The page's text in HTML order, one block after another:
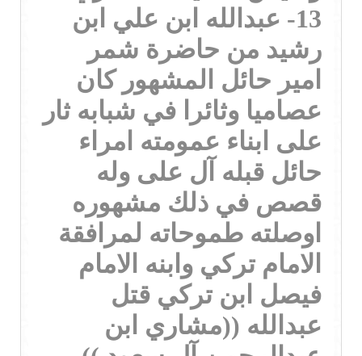
13- عبدالله ابن علي ابن
رشيد من حاضرة شمر
امير حائل المشهور كان
عصاميا وثائرا في شبابه ثار
على ابناء عمومته امراء
حائل قبله آل على وله
قصص في ذلك مشهوره
اوصلته طموحاته لمرافقة
الامام تركي وابنه الامام
فيصل ابن تركي قتل
عبدالله ((مشاري ابن